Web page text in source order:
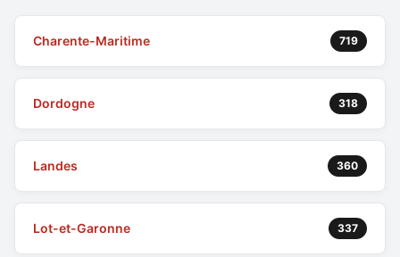
Charente-Maritime 719
Dordogne 318
Landes 360
Lot-et-Garonne 337